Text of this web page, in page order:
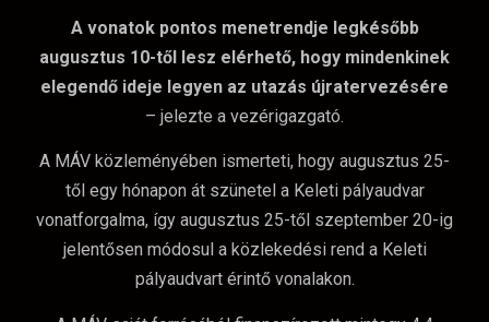
A vonatok pontos menetrendje legkésőbb
augusztus 10-től lesz elérhető, hogy mindenkinek
elegendő ideje legyen az utazás újratervezésére
– jelezte a vezérigazgató.
A MÁV közleményében ismerteti, hogy augusztus 25-
től egy hónapon át szünetel a Keleti pályaudvar
vonatforgalma, így augusztus 25-től szeptember 20-ig
jelentősen módosul a közlekedési rend a Keleti
pályaudvart érintő vonalakon.